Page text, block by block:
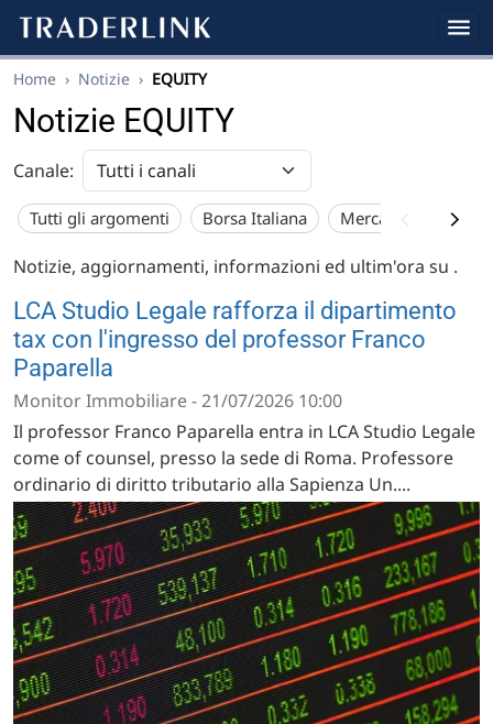
Home › Notizie › EQUITY
Notizie EQUITY
Canale:
Tutti gli argomenti Borsa Italiana Mercato USA
Notizie, aggiornamenti, informazioni ed ultim'ora su .
LCA Studio Legale rafforza il dipartimento
tax con l'ingresso del professor Franco
Paparella
Monitor Immobiliare - 21/07/2026 10:00
Il professor Franco Paparella entra in LCA Studio Legale
come of counsel, presso la sede di Roma. Professore
ordinario di diritto tributario alla Sapienza Un....